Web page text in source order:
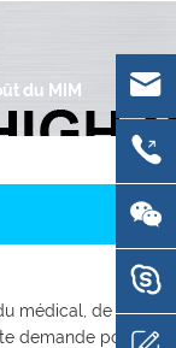
du MIM
médical, de
demande pour